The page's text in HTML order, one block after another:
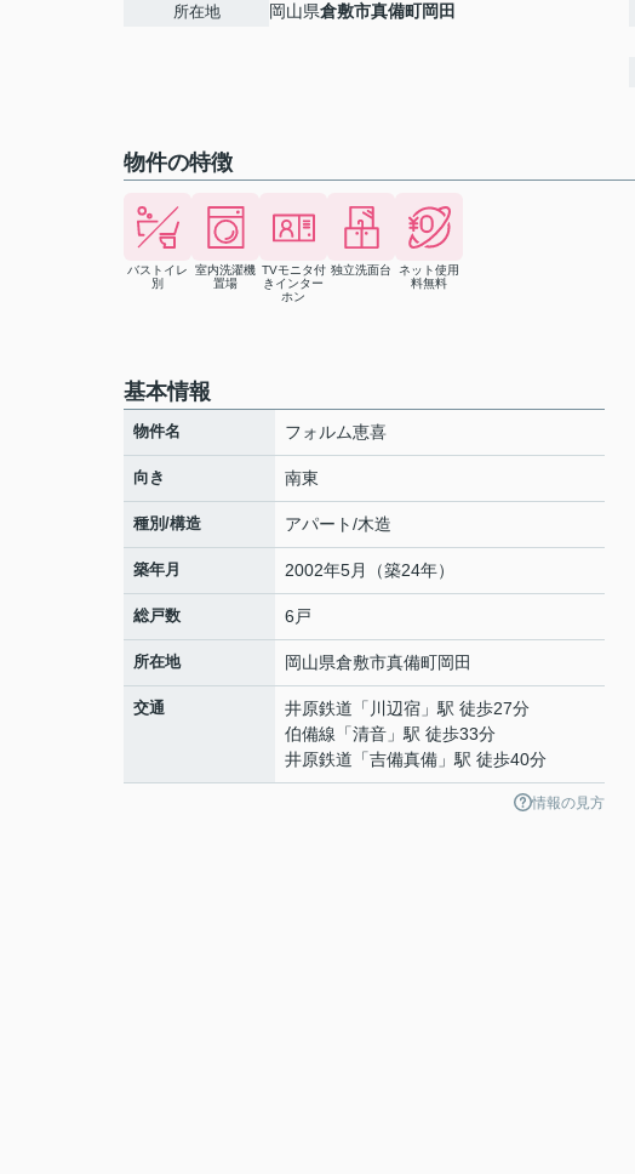
所在地 岡山県倉敷市真備町岡田
物件の特徴
バストイレ
別
室内洗濯機
置場
TVモニタ付
きインター
ホン
独立洗面台
ネット使用
料無料
基本情報
物件名 フォルム恵喜
向き 南東
種別/構造 アパート/木造
築年月 2002年5月（築24年）
総戸数 6戸
所在地 岡山県倉敷市真備町岡田
交通 井原鉄道 「 川辺宿 」駅 徒歩27分
伯備線 「清音 」駅 徒歩33分
井原鉄道 「吉備真備 」駅 徒歩40分
情報の見方